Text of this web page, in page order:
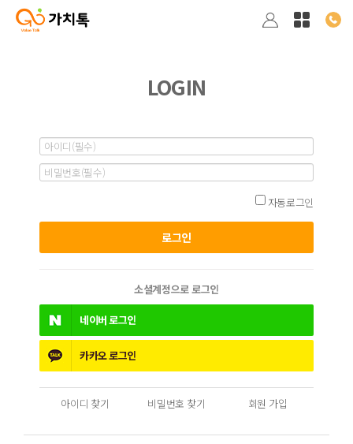
LOGIN
자동로그인
소셜계정으로 로그인
네이버로그인
카카오로그인
아이디 찾기 비밀번호 찾기 회원 가입